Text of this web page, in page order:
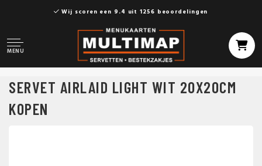
Wij scoren een 9.4 uit 1256 beoordelingen
MENU
SERVET AIRLAID LIGHT WIT 20X20CM
KOPEN